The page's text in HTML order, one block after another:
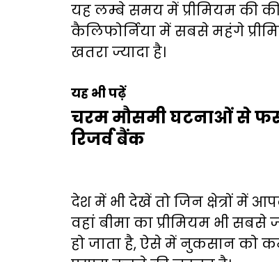
यह लम्बे समय में प्रीमियम की
कैलिफोर्निया में सबसे महंगे
खतरा ज्यादा है।
यह भी पढ़ें
चरम मौसमी घटनाओं से
रिजर्व बैंक
देश में भी देखें तो जिन क्षेत्रों में
वहां बीमा का प्रीमियम भी सबसे
हो जाता है, ऐसे में नुकसान को